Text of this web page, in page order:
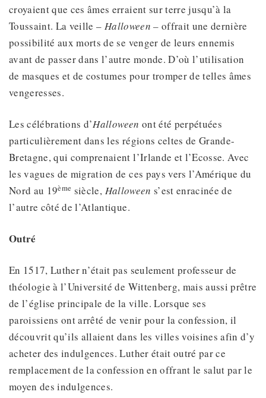
croyaient que ces âmes erraient sur terre jusqu’à la
Toussaint. La veille – Halloween – offrait une dernière
possibilité aux morts de se venger de leurs ennemis
avant de passer dans l’autre monde. D’où l’utilisation
de masques et de costumes pour tromper de telles âmes
vengeresses.
Les célébrations d’Halloween ont été perpétuées
particulièrement dans les régions celtes de Grande-
Bretagne, qui comprenaient l’Irlande et l’Ecosse. Avec
les vagues de migration de ces pays vers l’Amérique du
Nord au 19ème siècle, Halloween s’est enracinée de
l’autre côté de l’Atlantique.
Outré
En 1517, Luther n’était pas seulement professeur de
théologie à l’Université de Wittenberg, mais aussi prêtre
de l’église principale de la ville. Lorsque ses
paroissiens ont arrêté de venir pour la confession, il
découvrit qu’ils allaient dans les villes voisines afin d’y
acheter des indulgences. Luther était outré par ce
remplacement de la confession en offrant le salut par le
moyen des indulgences.